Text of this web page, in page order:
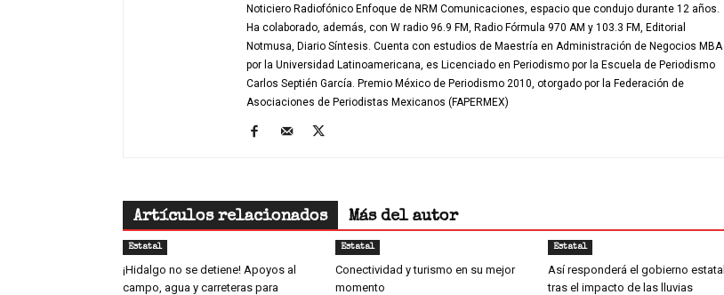
Noticiero Radiofónico Enfoque de NRM Comunicaciones, espacio que condujo durante 12 años.
Ha colaborado, además, con W radio 96.9 FM, Radio Fórmula 970 AM y 103.3 FM, Editorial
Notmusa, Diario Síntesis. Cuenta con estudios de Maestría en Administración de Negocios MBA
por la Universidad Latinoamericana, es Licenciado en Periodismo por la Escuela de Periodismo
Carlos Septién García. Premio México de Periodismo 2010, otorgado por la Federación de
Asociaciones de Periodistas Mexicanos (FAPERMEX)
Artículos relacionados Más del autor
Estatal
¡Hidalgo no se detiene! Apoyos al
campo, agua y carreteras para
Estatal
Conectividad y turismo en su mejor
momento
Estatal
Así responderá el gobierno estatal
tras el impacto de las lluvias